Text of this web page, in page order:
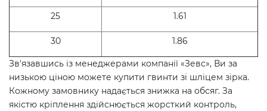
25 1.61
30 1.86
Зв'язавшись із менеджерами компанії «Зевс», Ви за
низькою ціною можете купити гвинти зі шліцем зірка.
Кожному замовнику надається знижка на обсяг. За
якістю кріплення здійснюється жорсткий контроль,